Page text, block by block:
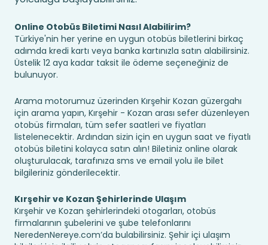
Online Otobüs Biletimi Nasıl Alabilirim?
Türkiye'nin her yerine en uygun otobüs biletlerini birkaç
adımda kredi kartı veya banka kartınızla satın alabilirsiniz.
Üstelik 12 aya kadar taksit ile ödeme seçeneğiniz de
bulunuyor.
Arama motorumuz üzerinden Kırşehir Kozan güzergahı
için arama yapın, Kırşehir - Kozan arası sefer düzenleyen
otobüs firmaları, tüm sefer saatleri ve fiyatları
listelenecektir. Ardından sizin için en uygun saat ve fiyatlı
otobüs biletini kolayca satın alın! Biletiniz online olarak
oluşturulacak, tarafınıza sms ve email yolu ile bilet
bilgileriniz gönderilecektir.
Kırşehir ve Kozan Şehirlerinde Ulaşım
Kırşehir ve Kozan şehirlerindeki otogarları, otobüs
firmalarının şubelerini ve şube telefonlarını
NeredenNereye.com’da bulabilirsiniz. Şehir içi ulaşım